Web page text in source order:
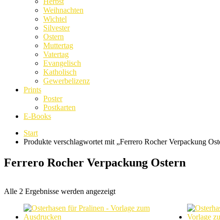
Weihnachten
Wichtel
Silvester
Ostern
Muttertag
Vatertag
Evangelisch
Katholisch
Gewerbelizenz
Prints
Poster
Postkarten
E-Books
Start
Produkte verschlagwortet mit „Ferrero Rocher Verpackung
Ferrero Rocher Verpackung Ostern
Alle 2 Ergebnisse werden angezeigtNach
sortiert